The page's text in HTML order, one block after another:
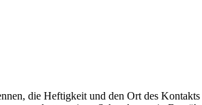
die Heftigkeit und den Ort des